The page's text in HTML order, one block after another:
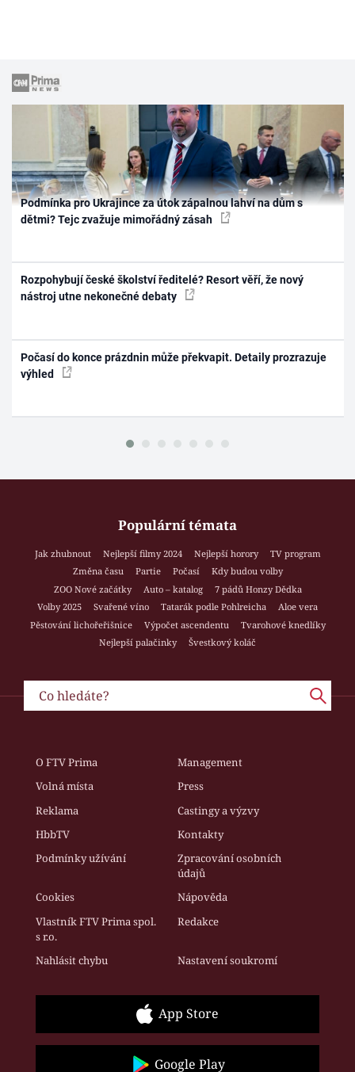
Podmínka pro Ukrajince za útok zápalnou lahví na dům s
dětmi? Tejc zvažuje mimořádný zásah
Rozpohybují české školství ředitelé? Resort věří, že nový
nástroj utne nekonečné debaty
Počasí do konce prázdnin může překvapit. Detaily prozrazuje
výhled
Populární témata
Jak zhubnout Nejlepší filmy 2024 Nejlepší horory
TV program
Změna času
Partie Počasí
Kdy budou volby
ZOO Nové začátky
Auto – katalog
7 pádů Honzy Dědka
Volby 2025
Svařené víno Tatarák podle Pohlreicha
Aloe vera
Pěstování lichořeřišnice
Výpočet ascendentu
Tvarohové knedlíky
Nejlepší palačinky
Švestkový koláč
O FTV Prima
Management
Volná místa
Press
Reklama
Castingy a výzvy
HbbTV
Kontakty
Podmínky užívání
Zpracování osobních
údajů
Cookies
Nápověda
Vlastník FTV Prima spol.
s r.o.
Redakce
Nahlásit chybu Nastavení soukromí
App Store
Google Play